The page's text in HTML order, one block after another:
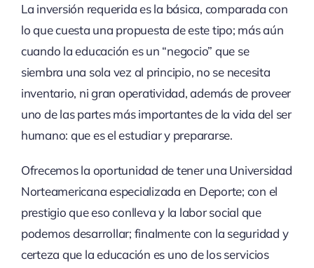
La inversión requerida es la básica, comparada con
lo que cuesta una propuesta de este tipo; más aún
cuando la educación es un “negocio” que se
siembra una sola vez al principio, no se necesita
inventario, ni gran operatividad, además de proveer
uno de las partes más importantes de la vida del ser
humano: que es el estudiar y prepararse.
Ofrecemos la oportunidad de tener una Universidad
Norteamericana especializada en Deporte; con el
prestigio que eso conlleva y la labor social que
podemos desarrollar; finalmente con la seguridad y
certeza que la educación es uno de los servicios